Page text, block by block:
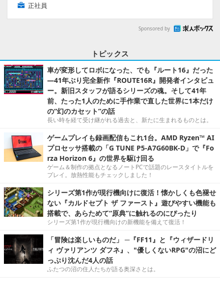
正社員
Sponsored by
トピックス
車が変形してロボになった、でも『ルート16』だった
―41年ぶり完全新作『ROUTE16R』開発者インタビュ
ー。新旧スタッフが語るシリーズの魂。そして41年
前、たった1人のために手作業で直した世界に1本だけ
の“幻のカセット”の話
長い時を経て受け継がれる過去と、新たに生まれるものとは。
ゲームプレイも録画配信もこれ1台。AMD Ryzen™ AI
プロセッサ搭載の「G TUNE P5-A7G60BK-D」で『Fo
rza Horizon 6』の世界を駆け回る
ゲーム＆制作の拠点となるノートPCで話題のレースタイトルを
プレイ。放熱性能もチェックしました！
シリーズ第1作が現行機向けに復活！懐かしくも色褪せ
ない『カルドセプト ザ ファースト』遊びやすい機能も
搭載で、あらためて“原典”に触れるのにぴったり
シリーズ第1作が現行機向けの新機能を備えて復活！
「冒険は楽しいものだ」 ─『FF11』と『ウィザードリ
ィ ヴァリアンツ ダフネ』、"優しくないRPG"の沼にど
っぷり沈んだ4人の話
ふたつの沼の住人たちが語る奥深さとは。